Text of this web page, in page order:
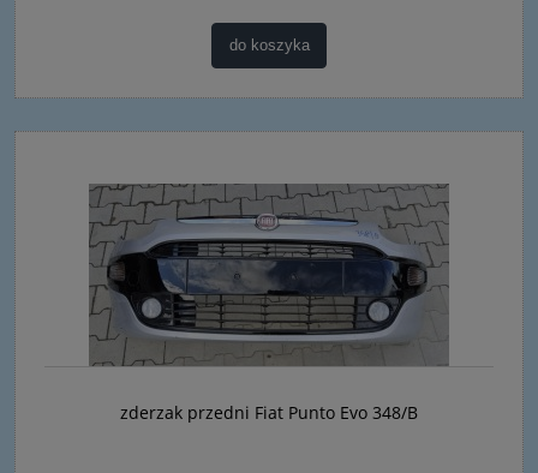
do koszyka
zderzak przedni Fiat Punto Evo 348/B